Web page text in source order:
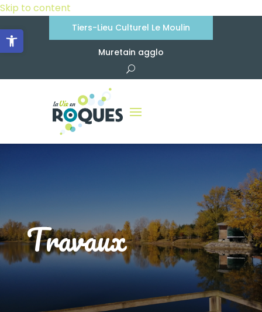
Skip to content
Ouvrir la barre d’outils Tiers-Lieu Culturel Le Moulin
Muretain agglo
Travaux